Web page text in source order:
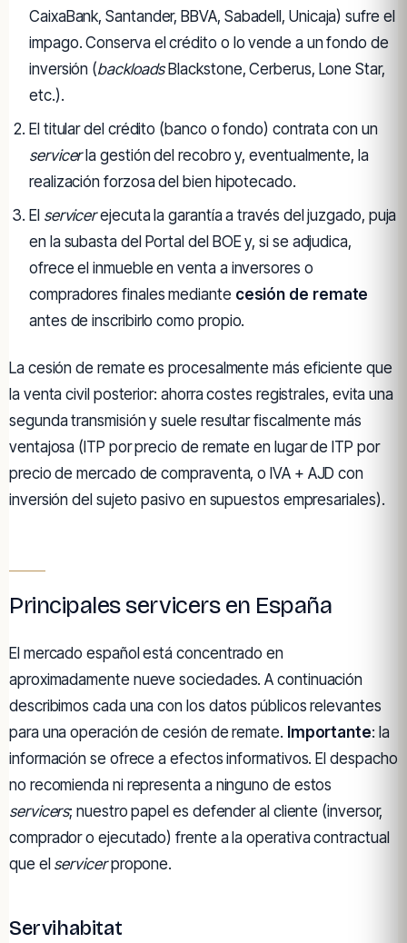
CaixaBank, Santander, BBVA, Sabadell, Unicaja) sufre el
impago. Conserva el crédito o lo vende a un fondo de
inversión (backloadsBlackstone, Cerberus, Lone Star,
etc.).
El titular del crédito (banco o fondo) contrata con un
servicerla gestión del recobro y, eventualmente, la
realización forzosa del bien hipotecado.
El servicerejecuta la garantía a través del juzgado, puja
en la subasta del Portal del BOE y, si se adjudica,
ofrece el inmueble en venta a inversores o
compradores finales mediante cesión de remate
antes de inscribirlo como propio.
La cesión de remate es procesalmente más eficiente que
la venta civil posterior: ahorra costes registrales, evita una
segunda transmisión y suele resultar fiscalmente más
ventajosa (ITP por precio de remate en lugar de ITP por
precio de mercado de compraventa, o IVA + AJD con
inversión del sujeto pasivo en supuestos empresariales).
Principales servicers en España
El mercado español está concentrado en
aproximadamente nueve sociedades. A continuación
describimos cada una con los datos públicos relevantes
para una operación de cesión de remate. Importante: la
información se ofrece a efectos informativos. El despacho
no recomienda ni representa a ninguno de estos
servicers; nuestro papel es defender al cliente (inversor,
comprador o ejecutado) frente a la operativa contractual
que el servicerpropone.
Servihabitat